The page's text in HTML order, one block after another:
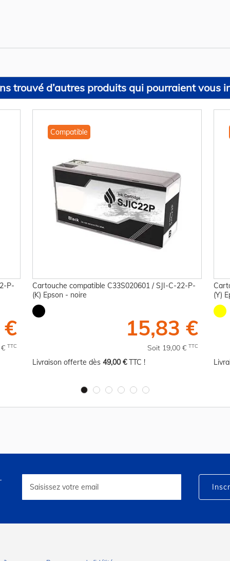
trouvé d’autres produits qui pourraient vous
P-
TTC
Compatible
Cartouche compatible C33S020601 / SJI-C-22-P-
(K) Epson - noire
15,83 €
Soit 19,00 € TTC
Livraison offerte dès 49,00 €TTC !
(Y)
lettre